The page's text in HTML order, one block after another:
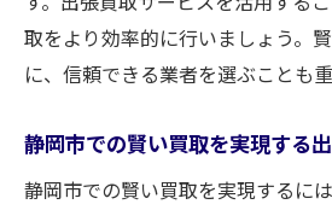
取をより効率的に行いましょう。
に、信頼できる業者を選ぶことも重
静岡市での賢い買取を実現する
静岡市での賢い買取を実現するに